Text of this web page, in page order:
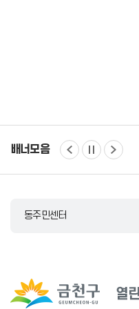
배너모음
경찰청 유실물 통합포털
동주민센터